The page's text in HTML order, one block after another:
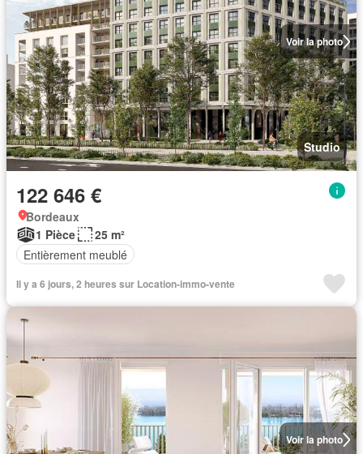
Voir la photo
Studio
122 646 €
Bordeaux
1 Pièce
25 m²
Entièrement meublé
Il y a 6 jours, 2 heures sur Location-immo-vente
Voir la photo